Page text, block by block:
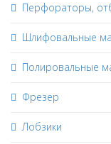
Перфораторы,
Шлифовальные
Полировальные
Фрезер
Лобзики